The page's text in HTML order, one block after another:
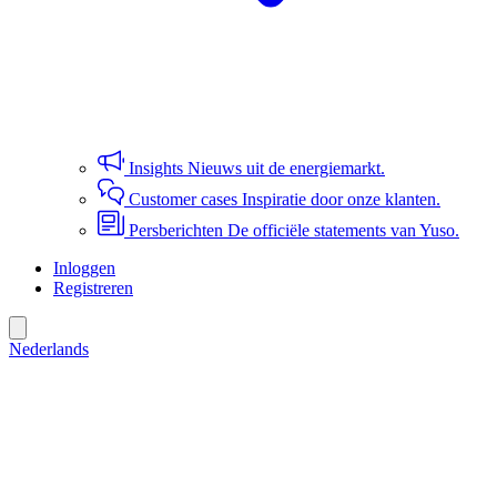
Insights Nieuws uit de energiemarkt.
Customer cases Inspiratie door onze klanten.
Persberichten De officiële statements van Yuso.
Inloggen
Registreren
Nederlands